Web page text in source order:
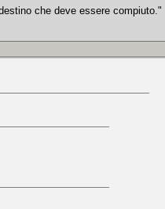
che deve essere compiuto."